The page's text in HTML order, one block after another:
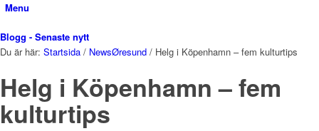
Menu
Blogg - Senaste nytt
Du är här: Startsida / NewsØresund / Helg i Köpenhamn – fem kulturtips
Helg i Köpenhamn – fem
kulturtips